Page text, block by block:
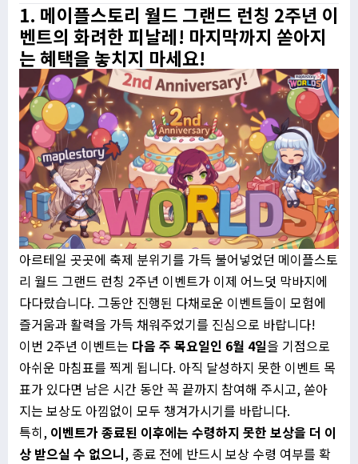
1. 메이플스토리 월드 그랜드 런칭 2주년 이
벤트의 화려한 피날레! 마지막까지 쏟아지
는 혜택을 놓치지 마세요!
아르테일 곳곳에 축제 분위기를 가득 불어넣었던 메이플스토
리 월드 그랜드 런칭 2주년 이벤트가 이제 어느덧 막바지에
다다랐습니다. 그동안 진행된 다채로운 이벤트들이 모험에
즐거움과 활력을 가득 채워주었기를 진심으로 바랍니다!
이번 2주년 이벤트는 다음 주 목요일인 6월 4일을 기점으로
아쉬운 마침표를 찍게 됩니다. 아직 달성하지 못한 이벤트 목
표가 있다면 남은 시간 동안 꼭 끝까지 참여해 주시고, 쏟아
지는 보상도 아낌없이 모두 챙겨가시기를 바랍니다.
특히, 이벤트가 종료된 이후에는 수령하지 못한 보상을 더 이
상 받으실 수 없으니, 종료 전에 반드시 보상 수령 여부를 확